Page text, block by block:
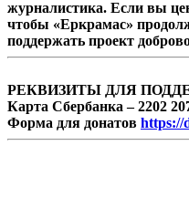
безопасности Степан
журналистика. Если вы
чтобы «Еркрамас»
поддержать проект
РЕКВИЗИТЫ ДЛЯ
Карта Сбербанка – 2202
Форма для донатов https://